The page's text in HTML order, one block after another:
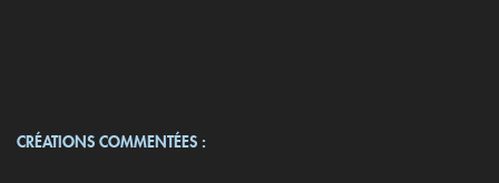
CRÉATIONS COMMENTÉES :